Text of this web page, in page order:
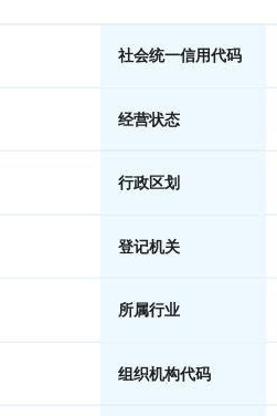
社会统一信用代码
经营状态
行政区划
登记机关
所属行业
组织机构代码